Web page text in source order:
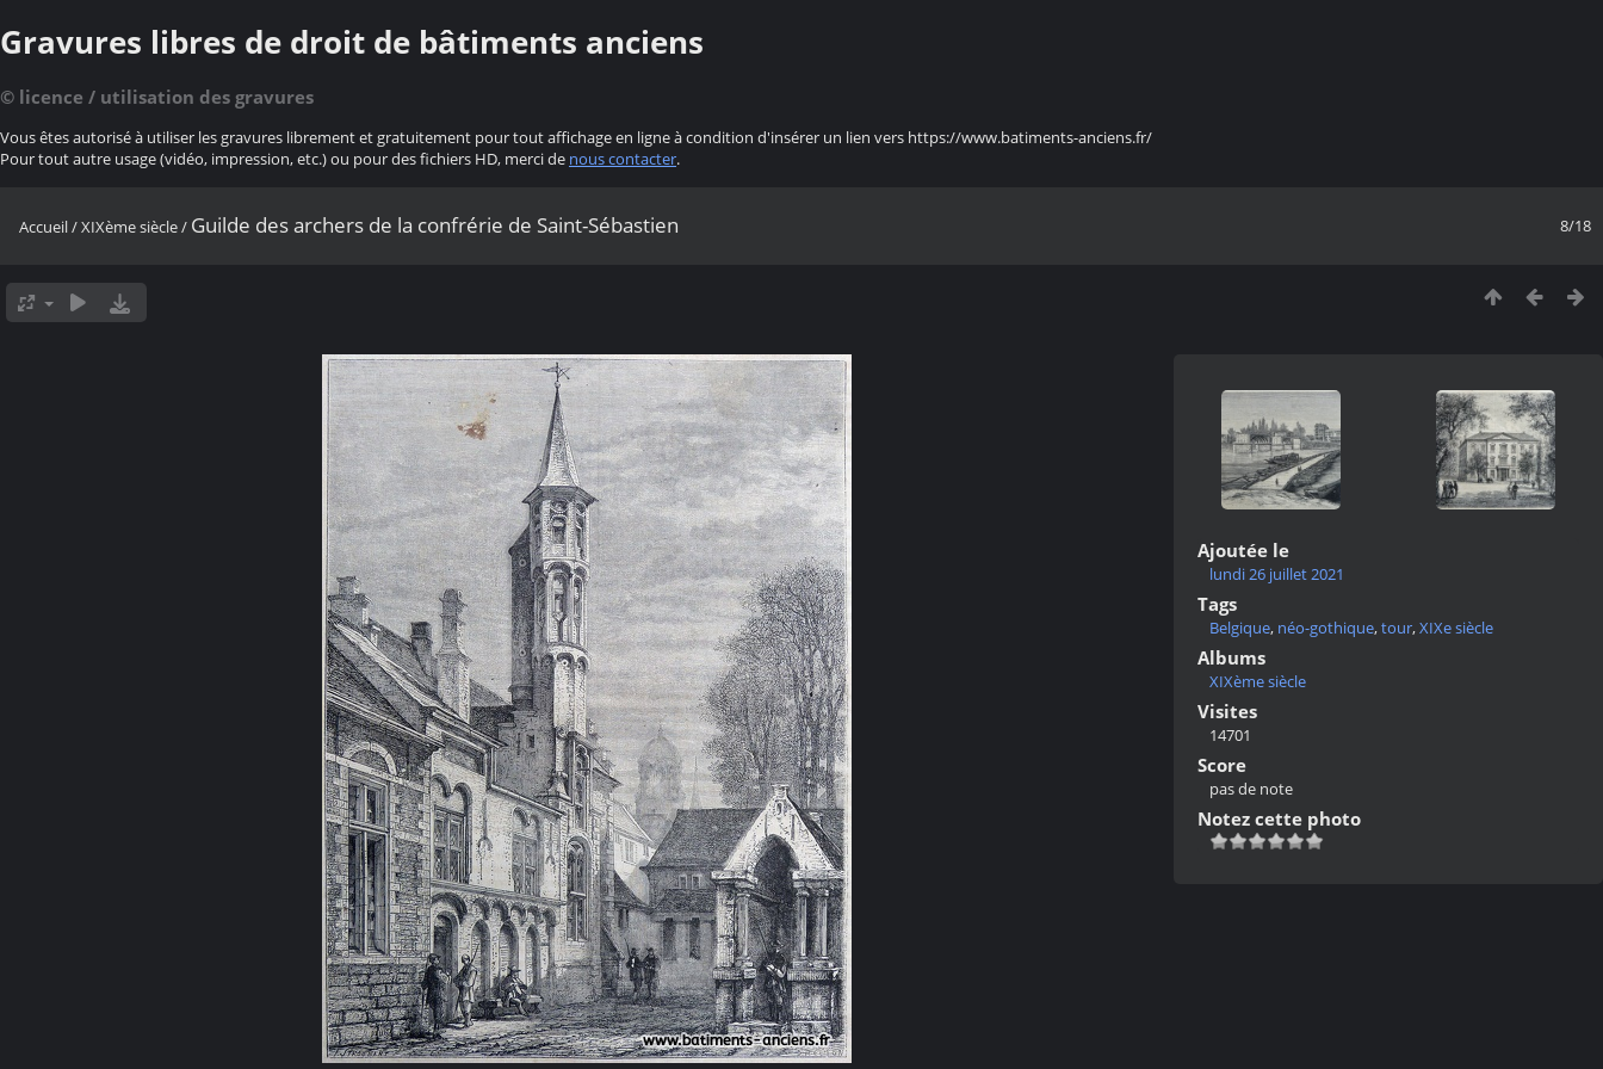
Gravures libres de droit de bâtiments anciens
© licence / utilisation des gravures
Vous êtes autorisé à utiliser les gravures librement et gratuitement pour tout affichage en ligne à condition d'insérer un lien vers https://www.batiments-anciens.fr/
Pour tout autre usage (vidéo, impression, etc.) ou pour des fichiers HD, merci de nous contacter.
8/18
Accueil/XIXème siècle/ Guilde des archers de la confrérie de Saint-Sébastien
Ajoutée le
lundi 26 juillet 2021
Tags
Belgique, néo-gothique,tour,XIXe siècle
Albums
XIXème siècle
Visites
14701
Score
pas de note
Notez cette photo